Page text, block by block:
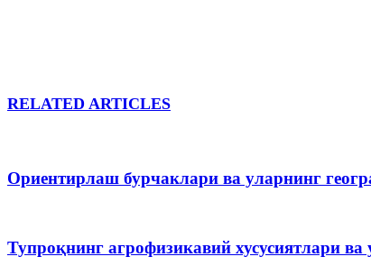
RELATED ARTICLES
Ориентирлаш бурчаклари ва уларнинг
Тупроқнинг агрофизикавий хусусиятлари